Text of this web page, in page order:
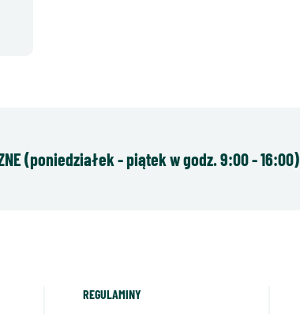
(poniedziałek - piątek w godz. 9:00 - 16:00)
REGULAMINY